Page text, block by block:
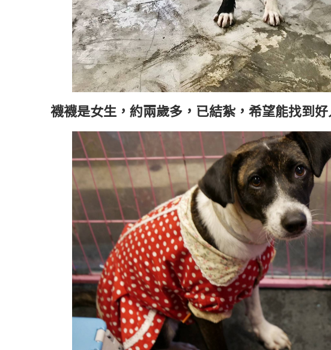
襪襪是女生，約兩歲多，已結紮，希望能找到好